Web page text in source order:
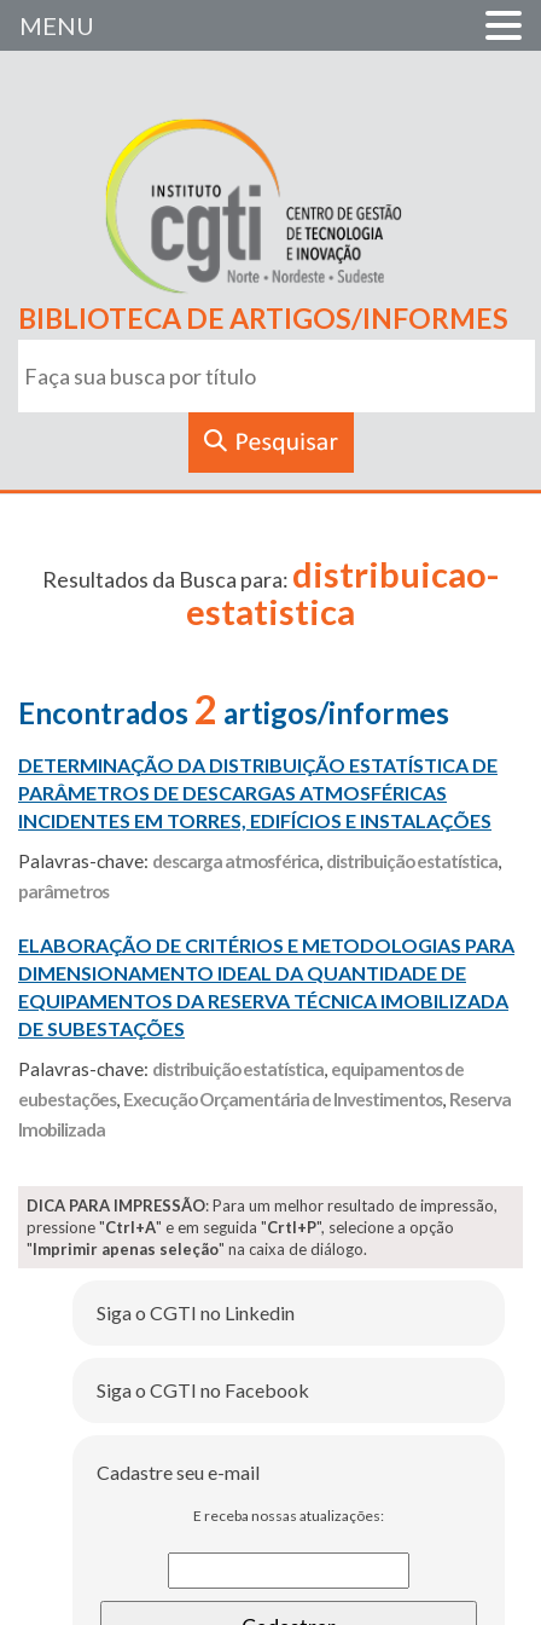
BIBLIOTECA DE ARTIGOS/INFORMES
Resultados da Busca para: distribuicao-
estatistica
Encontrados 2 artigos/informes
DETERMINAÇÃO DA DISTRIBUIÇÃO ESTATÍSTICA DE
PARÂMETROS DE DESCARGAS ATMOSFÉRICAS
INCIDENTES EM TORRES, EDIFÍCIOS E INSTALAÇÕES
Palavras-chave: descarga atmosférica, distribuição estatística,
parâmetros
ELABORAÇÃO DE CRITÉRIOS E METODOLOGIAS PARA
DIMENSIONAMENTO IDEAL DA QUANTIDADE DE
EQUIPAMENTOS DA RESERVA TÉCNICA IMOBILIZADA
DE SUBESTAÇÕES
Palavras-chave: distribuição estatística, equipamentos de
eubestações, Execução Orçamentária de Investimentos, Reserva
Imobilizada
DICA PARA IMPRESSÃO: Para um melhor resultado de impressão,
pressione "Ctrl+A" e em seguida "Crtl+P", selecione a opção
"Imprimir apenas seleção" na caixa de diálogo.
Siga o CGTI no Linkedin
Siga o CGTI no Facebook
Cadastre seu e-mail
E receba nossas atualizações:
MENU